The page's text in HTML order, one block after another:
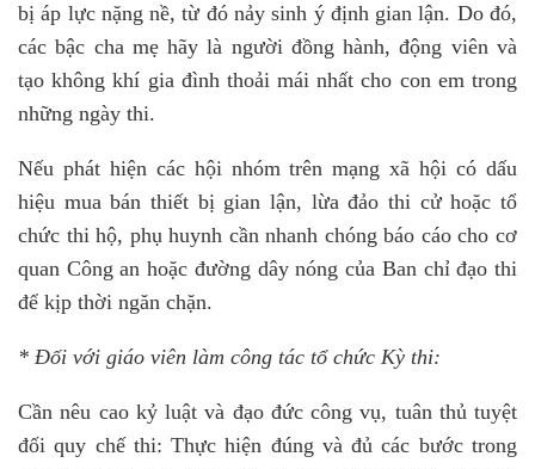
bị áp lực nặng nề, từ đó nảy sinh ý định gian lận. Do đó,
các bậc cha mẹ hãy là người đồng hành, động viên và
tạo không khí gia đình thoải mái nhất cho con em trong
những ngày thi.
Nếu phát hiện các hội nhóm trên mạng xã hội có dấu
hiệu mua bán thiết bị gian lận, lừa đảo thi cử hoặc tổ
chức thi hộ, phụ huynh cần nhanh chóng báo cáo cho cơ
quan Công an hoặc đường dây nóng của Ban chỉ đạo thi
để kịp thời ngăn chặn.
* Đối với giáo viên làm công tác tổ chức Kỳ thi:
Cần nêu cao kỷ luật và đạo đức công vụ, tuân thủ tuyệt
đối quy chế thi: Thực hiện đúng và đủ các bước trong